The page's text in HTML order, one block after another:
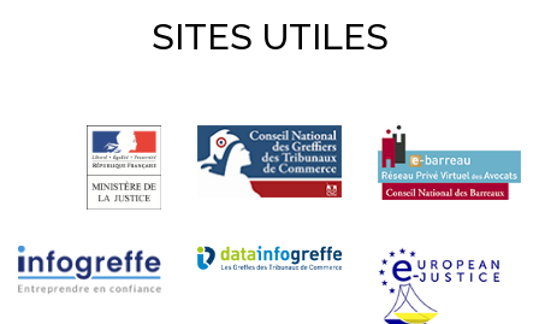
SITES UTILES